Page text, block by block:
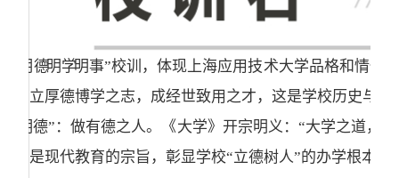
“明德 明学 明事”校训，体现上海应用技术大学品格和
立厚德博学之志，成经世致用之才，这是学校历史与
“明德”：做有德之人。《大学》开宗明义：“大学之道
是现代教育的宗旨，彰显学校“立德树人”的办学根本。